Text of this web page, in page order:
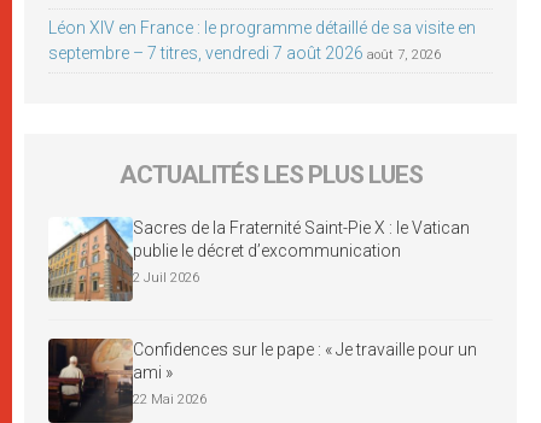
Léon XIV en France : le programme détaillé de sa visite en
septembre – 7 titres, vendredi 7 août 2026 août 7, 2026
ACTUALITÉS LES PLUS LUES
Sacres de la Fraternité Saint-Pie X : le Vatican
publie le décret d’excommunication
2 Juil 2026
Confidences sur le pape : « Je travaille pour un
ami »
22 Mai 2026